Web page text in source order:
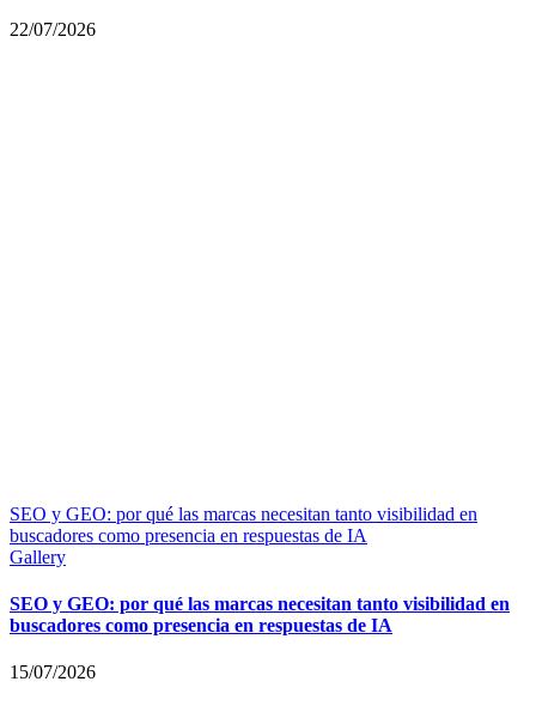
22/07/2026
SEO y GEO: por qué las marcas necesitan tanto visibilidad en
buscadores como presencia en respuestas de IA
Gallery
SEO y GEO: por qué las marcas necesitan tanto visibilidad en
buscadores como presencia en respuestas de IA
15/07/2026